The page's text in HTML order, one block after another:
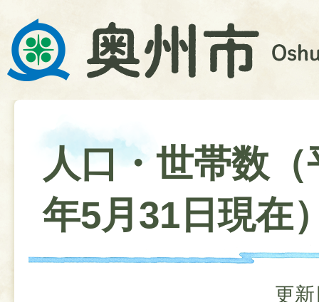
人口・世帯数（
年5月31日現在
更